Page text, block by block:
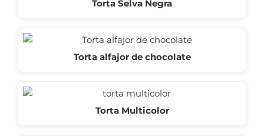
Torta Selva Negra
Torta alfajor de chocolate
Torta Multicolor